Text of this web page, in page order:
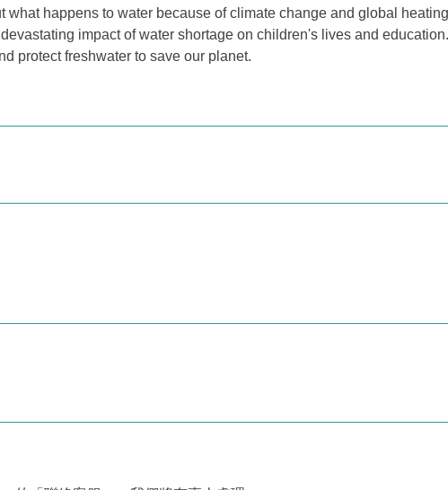
happens to water because of climate change and global
impact of water shortage on children's lives and education.
protect freshwater to save our planet.